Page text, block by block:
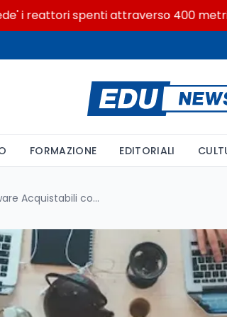
spenti attraverso 400 metri di
FORMAZIONE EDITORIALI
Guida Completa ai Software Acquistabili con la Carta del Docente